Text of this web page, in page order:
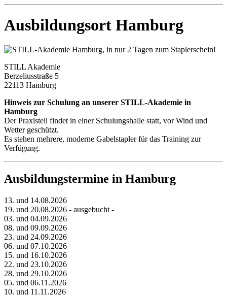
Ausbildungsort Hamburg
STILL Akademie
Berzeliusstraße 5
22113 Hamburg
Hinweis zur Schulung an unserer STILL-Akademie in
Hamburg
Der Praxisteil findet in einer Schulungshalle statt, vor Wind und
Wetter geschützt.
Es stehen mehrere, moderne Gabelstapler für das Training zur
Verfügung.
Ausbildungstermine in Hamburg
13. und 14.08.2026
19. und 20.08.2026 - ausgebucht -
03. und 04.09.2026
08. und 09.09.2026
23. und 24.09.2026
06. und 07.10.2026
15. und 16.10.2026
22. und 23.10.2026
28. und 29.10.2026
05. und 06.11.2026
10. und 11.11.2026